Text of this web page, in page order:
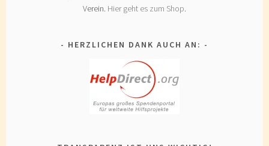
Verein. Hier geht es zum Shop.
HERZLICHEN DANK AUCH AN: